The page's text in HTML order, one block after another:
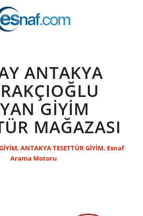
ANTAKYA
GİYİM
MAĞAZASI
,ANTAKYA TESETTÜR GİYİM, Esnaf
Arama Motoru